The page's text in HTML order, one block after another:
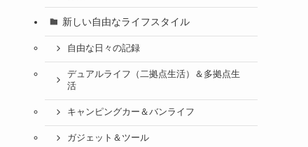
新しい自由なライフスタイル
自由な日々の記録
デュアルライフ（二拠点生活）＆多拠点生
活
キャンピングカー＆バンライフ
ガジェット＆ツール